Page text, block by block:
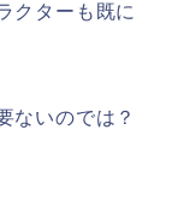
クターも既に
ないのでは？